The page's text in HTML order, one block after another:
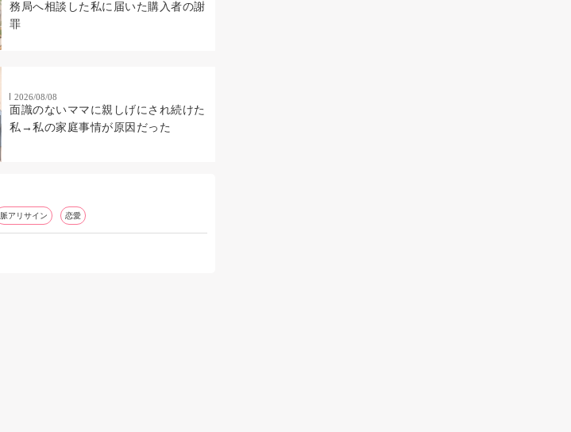
務局へ相談した私に届いた購入者の謝
罪
2026/08/08
面識のないママに親しげにされ続けた
私→私の家庭事情が原因だった
脈アリサイン 恋愛